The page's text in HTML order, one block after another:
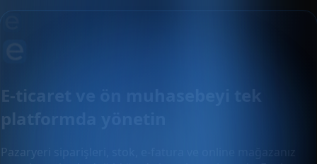
E-ticaret ve ön muhasebeyi tek
platformda yönetin
Pazaryeri siparişleri, stok, e-fatura ve online mağazanız